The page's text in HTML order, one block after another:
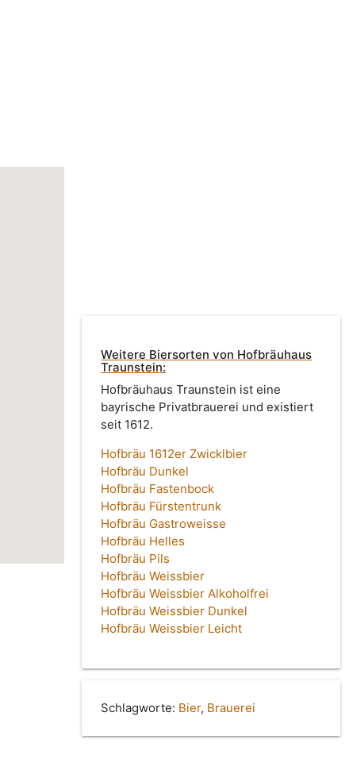
Weitere Biersorten von Hofbräuhaus
Traunstein:
Hofbräuhaus Traunstein ist eine
bayrische Privatbrauerei und existiert
seit 1612.
Hofbräu 1612er Zwicklbier
Hofbräu Dunkel
Hofbräu Fastenbock
Hofbräu Fürstentrunk
Hofbräu Gastroweisse
Hofbräu Helles
Hofbräu Pils
Hofbräu Weissbier
Hofbräu Weissbier Alkoholfrei
Hofbräu Weissbier Dunkel
Hofbräu Weissbier Leicht
Schlagworte: Bier, Brauerei